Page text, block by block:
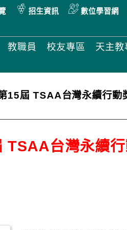
招生資訊 數位學習網
教職員 校友專區 天主教
15屆 TSAA台灣永續行動
TSAA台灣永續